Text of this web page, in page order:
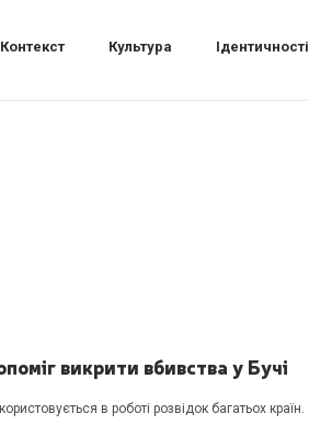
Контекст Культура Ідентичності
викрити вбивства у Бучі
в роботі розвідок багатьох країн.